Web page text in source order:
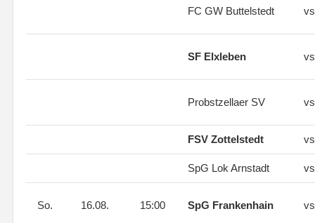
FC GW Buttelstedt
SF Elxleben
Probstzellaer SV
FSV Zottelstedt
SpG Lok Arnstadt
So. 16.08. 15:00 SpG Frankenhain